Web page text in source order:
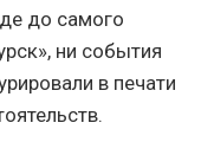
до самого
ни события
в печати